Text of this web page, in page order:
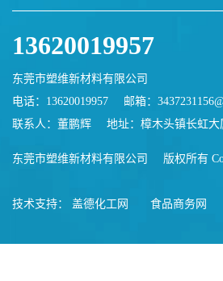
13620019957
东莞市塑维新材料有限公司
电话：13620019957
邮箱：
联系人：董鹏辉
地址：樟木头镇长虹大
东莞市塑维新材料有限公司 版权所有
技术支持： 盖德化工网 食品商务网